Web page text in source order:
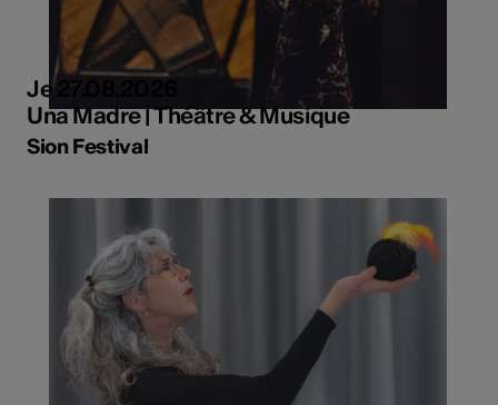
Je 27.08.2026
Una Madre | Théâtre & Musique
Sion Festival